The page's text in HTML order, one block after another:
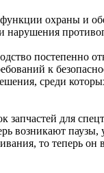
охраны и
нарушения
постепенно
к
среди
запчастей для
возникают
то теперь он